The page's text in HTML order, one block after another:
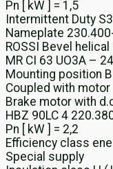
Pn [ kW ] = 1,5
Intermittent Duty
Nameplate
ROSSI Bevel
MR CI 63 UO3A –
Mounting position
Coupled with motor
Brake motor with
HBZ 90LC 4
Pn [ kW ] = 2,2
Efficiency class
Special supply